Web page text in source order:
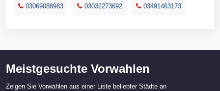
03069088983 03032273692 03491463173
Meistgesuchte Vorwahlen
Zeigen Sie Vorwahlen aus einer Liste beliebter Städte an